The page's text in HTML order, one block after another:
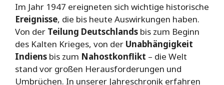
Im Jahr 1947 ereigneten sich wichtige historische
Ereignisse, die bis heute Auswirkungen haben.
Von der Teilung Deutschlands bis zum Beginn
des Kalten Krieges, von der Unabhängigkeit
Indiens bis zum Nahostkonflikt – die Welt
stand vor großen Herausforderungen und
Umbrüchen. In unserer Jahreschronik erfahren